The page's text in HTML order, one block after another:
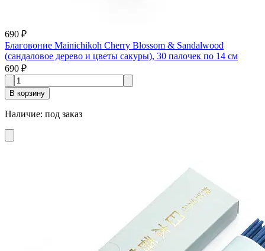
690 ₽
Благовоние Mainichikoh Cherry Blossom & Sandalwood
(сандаловое дерево и цветы сакуры), 30 палочек по 14 см
690 ₽
В корзину
Наличие: под заказ